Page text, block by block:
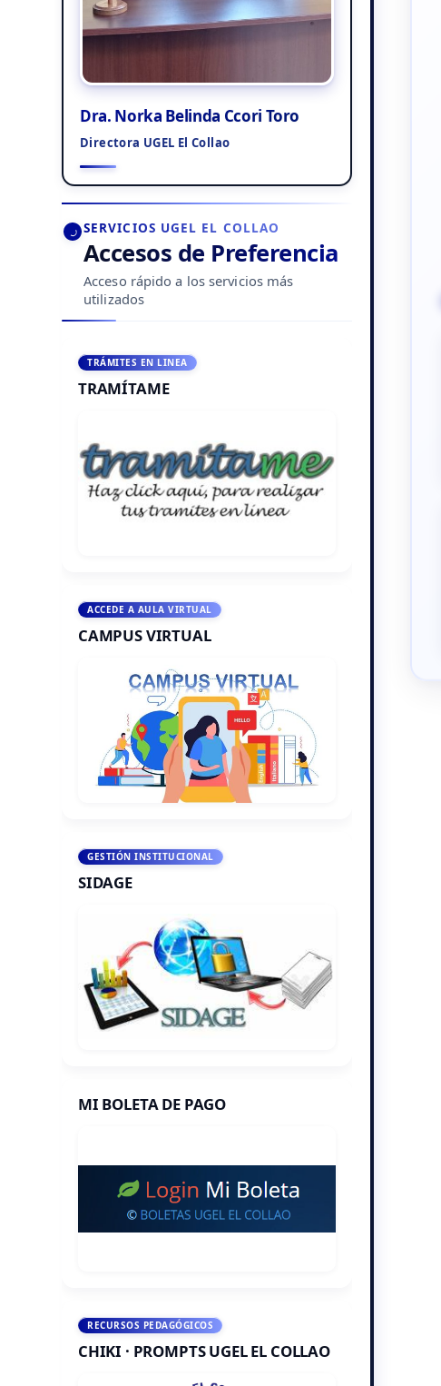
Dra. Norka Belinda Ccori Toro
Directora UGEL El Collao
SERVICIOS UGEL EL COLLAO
Accesos de Preferencia
Acceso rápido a los servicios más
utilizados
TRÁMITES EN LINEA
TRAMÍTAME
ACCEDE A AULA VIRTUAL
CAMPUS VIRTUAL
GESTIÓN INSTITUCIONAL
SIDAGE
MI BOLETA DE PAGO
RECURSOS PEDAGÓGICOS
CHIKI · PROMPTS UGEL EL COLLAO